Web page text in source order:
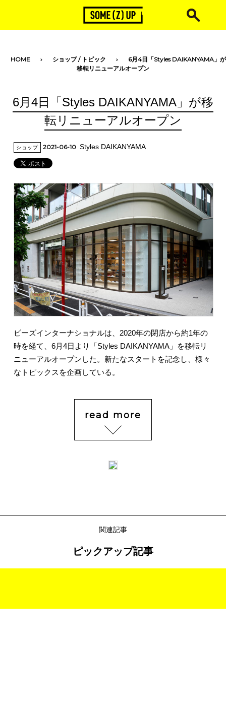
HOME ショップ/ トピック
6月4日「Styles DAIKANYAMA」が
移転リニューアルオープン
6月4日「Styles DAIKANYAMA」が移
転リニューアルオープン
ショップ 2021-06-10 Styles DAIKANYAMA
ビーズインターナショナルは、2020年の閉店から約1年の
時を経て、6月4日より「Styles DAIKANYAMA」を移転リ
ニューアルオープンした。新たなスタートを記念し、様々
なトピックスを企画している。
read more
関連記事
ピックアップ記事